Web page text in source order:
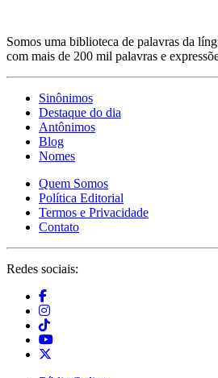
Somos uma biblioteca de palavras da
com mais de 200 mil palavras e
Sinônimos
Destaque do dia
Antônimos
Blog
Nomes
Quem Somos
Política Editorial
Termos e Privacidade
Contato
Redes sociais: